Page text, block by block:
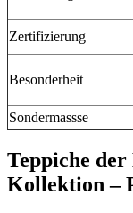
Zertifizierung
Besonderheit
Sondermassse
Teppiche der
Kollektion –